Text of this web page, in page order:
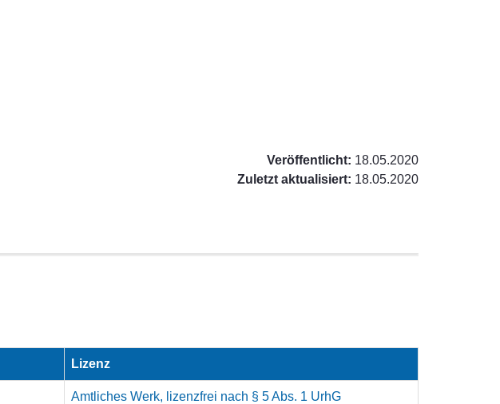
Veröffentlicht: 18.05.2020
Zuletzt aktualisiert: 18.05.2020
Lizenz
Amtliches Werk, lizenzfrei nach § 5 Abs. 1 UrhG